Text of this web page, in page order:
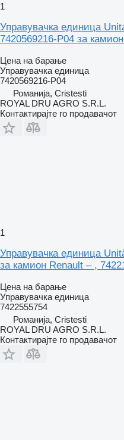
1
Управувачка единица
7420569216-P04 за
Цена на барање
Управувачка единица
7420569216-P04
Романија, Cristesti
ROYAL DRU AGRO S.R.L.
Контактирајте го продавачот
1
Управувачка единица
за камион Renault – ,
Цена на барање
Управувачка единица
7422555754
Романија, Cristesti
ROYAL DRU AGRO S.R.L.
Контактирајте го продавачот